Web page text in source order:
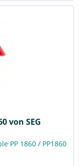
von SEG
PP 1860 / PP1860